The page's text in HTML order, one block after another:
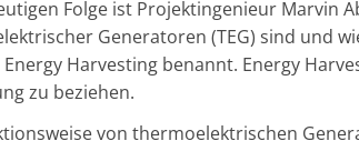
Folge ist Projektingenieur Marvin
Generatoren (TEG) sind und
Energy Harvesting benannt. Energy
zu beziehen.
von thermoelektrischen